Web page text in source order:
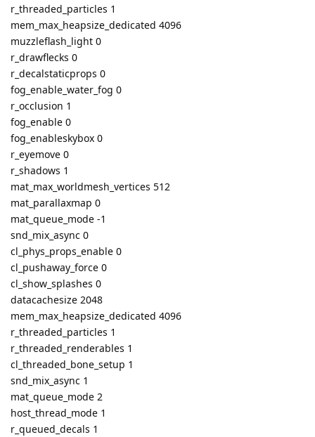
r_threaded_particles 1
mem_max_heapsize_dedicated 4096
muzzleflash_light 0
r_drawflecks 0
r_decalstaticprops 0
fog_enable_water_fog 0
r_occlusion 1
fog_enable 0
fog_enableskybox 0
r_eyemove 0
r_shadows 1
mat_max_worldmesh_vertices 512
mat_parallaxmap 0
mat_queue_mode -1
snd_mix_async 0
cl_phys_props_enable 0
cl_pushaway_force 0
cl_show_splashes 0
datacachesize 2048
mem_max_heapsize_dedicated 4096
r_threaded_particles 1
r_threaded_renderables 1
cl_threaded_bone_setup 1
snd_mix_async 1
mat_queue_mode 2
host_thread_mode 1
r_queued_decals 1